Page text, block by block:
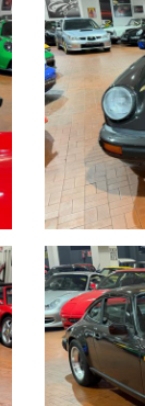
LA NOSTRA
CERCANDO